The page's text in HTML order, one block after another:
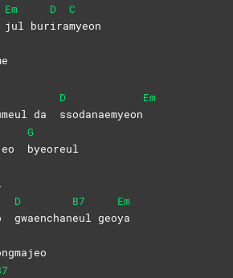
Em
jul bur
D
ira
C
myeon
da
D
ssodanaemyeon
Em
G
byeoreul
D
gwaenchan
B7
eul geo
Em
ya